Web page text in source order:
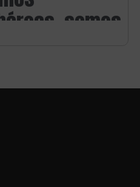
somos